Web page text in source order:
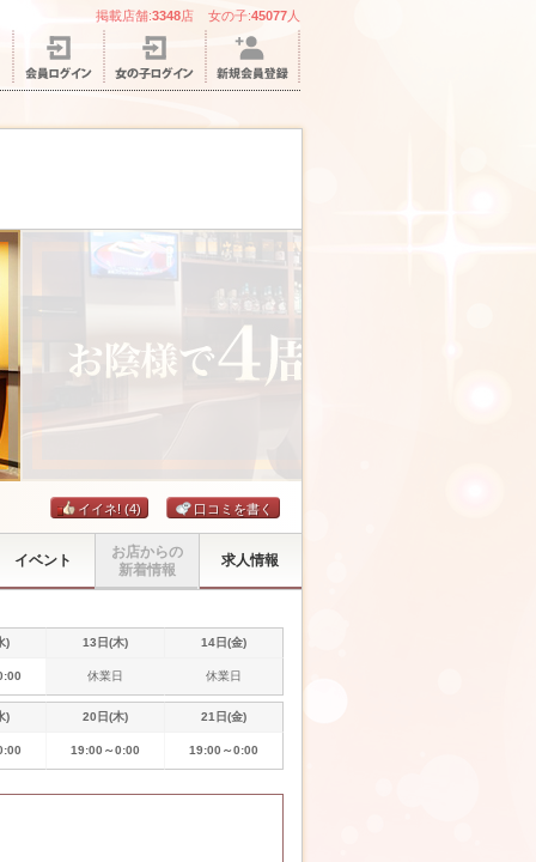
掲載店舗:3348店 女の子:45077 人
イイネ! (4) 口コミを書く
イベント
お店からの
新着情報
求人情報
) 13日(木) 14日(金)
休業日 休業日
) 20日(木) 21日(金)
19:00～0:00 19:00～0:00